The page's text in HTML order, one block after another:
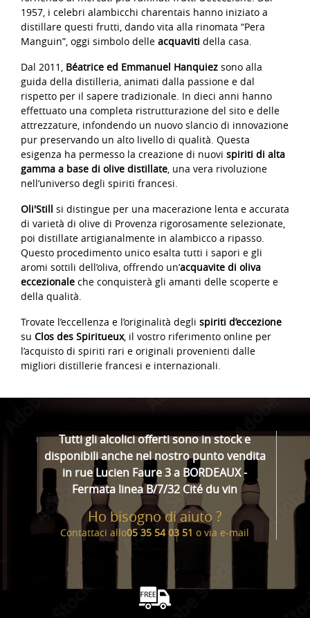
1957, i celebri alambicchi charentais hanno iniziato a
distillare questi frutti, dando vita alla rinomata “Pera
Manguin”, oggi simbolo delle acquaviti della casa.
Dal 2011, Béatrice ed Emmanuel Hanquiez sono alla
guida della distilleria, animati dalla passione e dal
rispetto per il sapere tradizionale. In dieci anni hanno
effettuato una completa ristrutturazione del sito e delle
attrezzature, infondendo un nuovo slancio di innovazione
pur preservando un alto livello di qualità. Questa
esigenza ha permesso la creazione di nuovi spiriti di alta
gamma a base di olive distillate, una vera rivoluzione
nell’universo degli spiriti francesi.
Oli'Still si distingue per una macerazione lenta e accurata
di varietà di olive di Provenza rigorosamente selezionate,
poi distillate artigianalmente in alambicco a ripasso.
Questo procedimento unico esalta tutti i sapori e gli
aromi sottili dell’oliva, offrendo un’acquavite di oliva
eccezionale che conquisterà gli amanti delle scoperte e
della qualità.
Trovate l’eccellenza e l’originalità degli spiriti d’eccezione
su Clos des Spiritueux, il vostro riferimento online per
l’acquisto di spiriti rari e originali provenienti dalle
migliori distillerie francesi e internazionali.
Tutti gli alcolici offerti sono in stock e
disponibili anche nel nostro punto vendita
in rue Lucien Faure 3 a BORDEAUX -
Fermata linea B/7/32 Cité du vin
Ho bisogno di aiuto ?
Contattaci allo05 35 54 03 51 o via e-mail